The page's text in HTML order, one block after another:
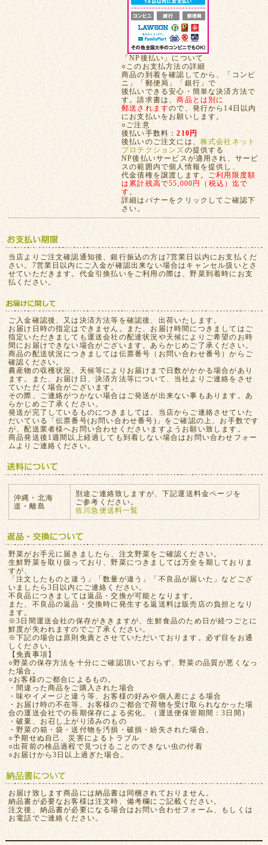
「NP後払い」について
○このお支払方法の詳細
商品の到着を確認してから、「コンビ
ニ」「郵便局」「銀行」で
後払いできる安心・簡単な決済方法で
す。請求書は、商品とは別に
郵送されますので、発行から14日以内
にお支払いをお願いします。
○ご注意
後払い手数料：210円
後払いのご注文には、 株式会社ネット
プロテクションズの提供する
NP後払いサービスが適用され、サービ
スの範囲内で個人情報を提供し、
代金債権を譲渡します。 ご利用限度額
は累計残高で55,000円（税込）迄で
す。
詳細はバナーをクリックしてご確認下
さい。
当店よりご注文確認通知後、銀行振込の方は7営業日以内にお支払くだ
さい。7営業日以内にご入金が確認出来ない場合はキャンセル扱いとさ
せていただきます。代金引換払いをご利用の際は、野菜到着時にお支
払ください。
ご入金確認後、又は決済方法等を確認後、出荷いたします。
お届け日時の指定はできません。また、お届け時間につきましてはご
指定いただきましても運送会社の配達状況や天候によりご希望のお時
間にお届けできない場合がございます。あらかじめご了承ください。
商品の配送状況につきましては伝票番号（お問い合わせ番号）からご
確認ください。
農産物の収穫状況、天候等によりお届けまで日数がかかる場合があり
ます。また、お届け日、決済方法等について、当社よりご連絡をさせ
ていただく場合がございます。
その際、ご連絡がつかない場合はご発送が出来ない事もあります。あ
らかじめご了承ください。
発送が完了しているものにつきましては、当店からご連絡させていた
だいている「伝票番号(お問い合わせ番号)」をご確認の上、お手数です
が、配送業者様へお問い合わせくださいますようお願い致します。
商品発送後1週間以上経過しても到着しない場合はお問い合わせフォー
ムよりご連絡ください。
沖縄・北海
道・離島
別途ご連絡致しますが、下記運送料金ページを
ご参考ください。
佐川急便送料一覧
野菜がお手元に届きましたら、注文野菜をご確認ください。
生鮮野菜を取り扱っており、野菜につきましては万全を期しておりま
すが、
「注文したものと違う」「数量が違う」「不良品が届いた」などござ
いましたら3日以内にご連絡ください。
不良品につきましては返品・交換が可能となります。
また、不良品の返品・交換時に発生する返送料は販売店の負担となり
ます。
※3日間運送会社の保存がききますが、生鮮食品のため日が経つごとに
鮮度が失われますのでご了承ください。
※下記の場合は原則免責とさせていただいております。必ず目をお通
しください。
【免責事項】
○野菜の保存方法を十分にご確認頂いておらず、野菜の品質が悪くなっ
た場合。
○お客様のご都合によるもの。
・間違った商品をご購入された場合
・味やイメージと違う等、お客様の好みや個人差による場合
・お届け時の不在等、お客様のご都合で荷物を受け取られなかった場
合の運送会社での長期保存による劣化。（運送便保管期間：3日間）
・破棄、お召し上がり済みのもの
・野菜の箱・袋・送付物を汚損・破損・紛失された場合。
○予期せぬ自己、災害によるトラブル
○出荷前の検品過程で見つけることのできない虫の付着
○お届けから3日以上過ぎた場合。
お届け致します商品には納品書は同梱されておりません。
納品書が必要なお客様は注文時、備考欄にご記載ください。
注文後、納品書が必要になる場合はお問い合わせフォーム、もしくは
お電話でご連絡ください。